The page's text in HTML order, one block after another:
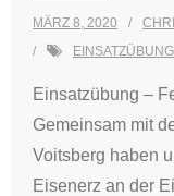
MÄRZ 8, 2020
Einsatzübung –
Gemeinsam mit
Voitsberg haben
Eisenerz an der